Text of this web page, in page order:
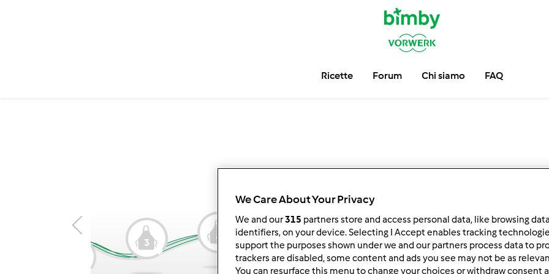
Ricette Forum Chi siamo FAQ
3
4
5
6
7
2.979
Katia_trcs
8
We Care About Your Privacy
We and our315 partners store and access personal data, like browsing
identifiers, on your device. Selecting I Accept enables tracking
support the purposes shown under we and our partners process data to
trackers are disabled, some content and ads you see may not be as
You can resurface this menu to change your choices or withdraw consent